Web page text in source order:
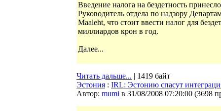
Введение налога на бездетность
Руководитель отдела по надзору
Maaleht, что стоит ввести налог для
миллиардов крон в год.
Далее...
Читать дальше... | 1419 байт
Эстония : IRL: Эстонию спасут
Автор: mumi в 31/08/2008 07:20:00 (3698